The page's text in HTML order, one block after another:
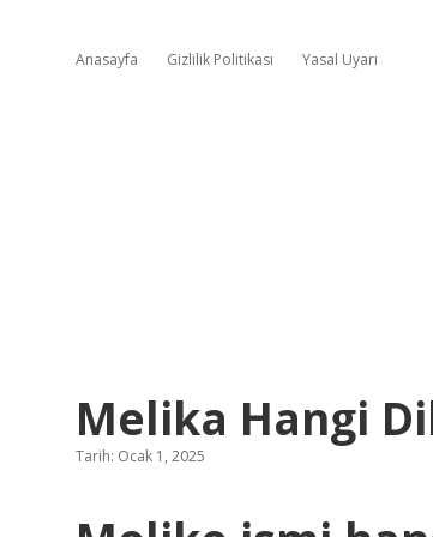
Anasayfa Gizlilik Politikası Yasal Uyarı
Melika Hangi
Tarih: Ocak 1, 2025